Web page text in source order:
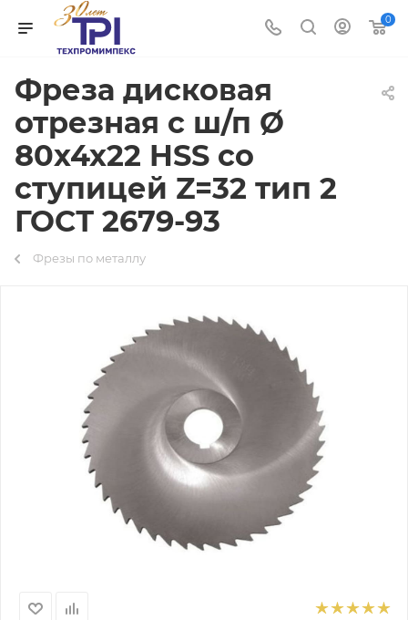
0
Фреза дисковая
отрезная с ш/п Ø
80х4х22 HSS со
ступицей Z=32 тип 2
ГОСТ 2679-93
Фрезы по металлу